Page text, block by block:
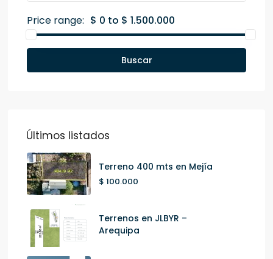
Price range: $ 0 to $ 1.500.000
Buscar
Últimos listados
Terreno 400 mts en Mejía
$ 100.000
Terrenos en JLBYR –
Arequipa